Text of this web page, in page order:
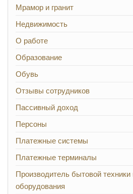
Мрамор и гранит
Недвижимость
О работе
Образование
Обувь
Отзывы сотрудников
Пассивный доход
Персоны
Платежные системы
Платежные терминалы
Производитель бытовой
оборудования